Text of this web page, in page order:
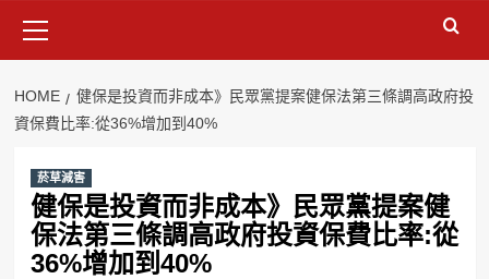
Menu
HOME
健保是投資而非成本》民眾黨提案健保法第三條調高政府投
資保費比率:從36%增加到40%
菸草減害
健保是投資而非成本》民眾黨提案健
保法第三條調高政府投資保費比率:從
36%增加到40%